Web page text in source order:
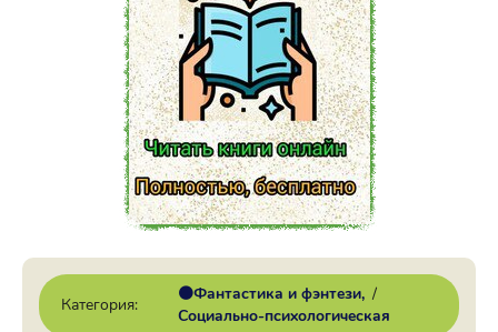
Категория:
🟠Фантастика и фэнтези /
Социально-психологическая